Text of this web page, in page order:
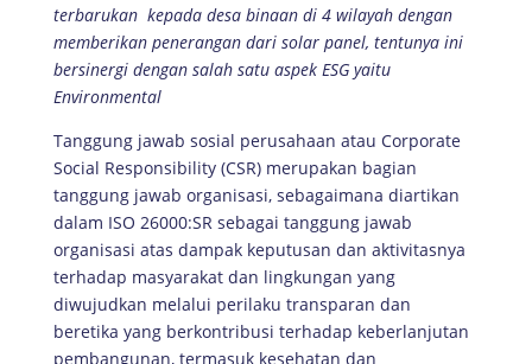
terbarukan kepada desa binaan di 4 wilayah dengan
memberikan penerangan dari solar panel, tentunya ini
bersinergi dengan salah satu aspek ESG yaitu
Environmental
Tanggung jawab sosial perusahaan atau Corporate
Social Responsibility (CSR) merupakan bagian
tanggung jawab organisasi, sebagaimana diartikan
dalam ISO 26000:SR sebagai tanggung jawab
organisasi atas dampak keputusan dan aktivitasnya
terhadap masyarakat dan lingkungan yang
diwujudkan melalui perilaku transparan dan
beretika yang berkontribusi terhadap keberlanjutan
pembangunan, termasuk kesehatan dan